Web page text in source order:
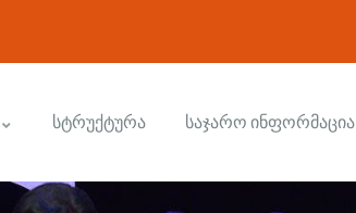
სტრუქტურა საჯარო ინფორმაცია